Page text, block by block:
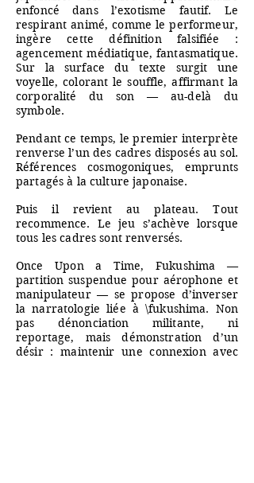
enfoncé dans l’exotisme fautif. Le
respirant animé, comme le performeur,
ingère cette définition falsifiée :
agencement médiatique, fantasmatique.
Sur la surface du texte surgit une
voyelle, colorant le souffle, affirmant la
corporalité du son — au-delà du
symbole.
Pendant ce temps, le premier interprète
renverse l’un des cadres disposés au sol.
Références cosmogoniques, emprunts
partagés à la culture japonaise.
Puis il revient au plateau. Tout
recommence. Le jeu s’achève lorsque
tous les cadres sont renversés.
Once Upon a Time, Fukushima —
partition suspendue pour aérophone et
manipulateur — se propose d’inverser
la narratologie liée à \fukushima. Non
pas dénonciation militante, ni
reportage, mais démonstration d’un
désir : maintenir une connexion avec